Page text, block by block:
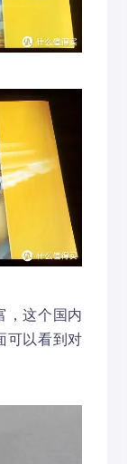
，这个国内
可以看到对